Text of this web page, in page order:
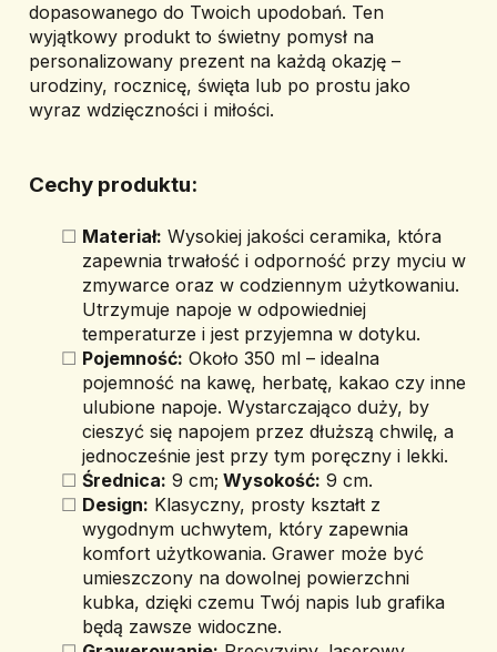
dopasowanego do Twoich upodobań. Ten
wyjątkowy produkt to świetny pomysł na
personalizowany prezent na każdą okazję –
urodziny, rocznicę, święta lub po prostu jako
wyraz wdzięczności i miłości.
Cechy produktu:
Materiał: Wysokiej jakości ceramika, która
zapewnia trwałość i odporność przy myciu w
zmywarce oraz w codziennym użytkowaniu.
Utrzymuje napoje w odpowiedniej
temperaturze i jest przyjemna w dotyku.
Pojemność: Około 350 ml – idealna
pojemność na kawę, herbatę, kakao czy inne
ulubione napoje. Wystarczająco duży, by
cieszyć się napojem przez dłuższą chwilę, a
jednocześnie jest przy tym poręczny i lekki.
Średnica: 9 cm; Wysokość: 9 cm.
Design: Klasyczny, prosty kształt z
wygodnym uchwytem, który zapewnia
komfort użytkowania. Grawer może być
umieszczony na dowolnej powierzchni
kubka, dzięki czemu Twój napis lub grafika
będą zawsze widoczne.